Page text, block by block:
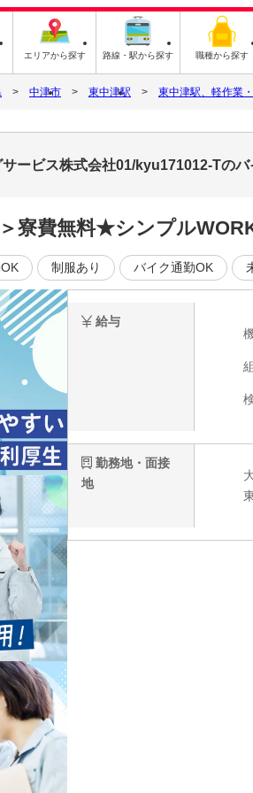
エリアから探す 路線・駅から探す 職種から探す
中津市 東中津駅 東中津駅、軽作業
ービス株式会社01/kyu171012-Tの
寮費無料★シンプル
制服あり バイク通勤OK
給与
勤務地・面接
地